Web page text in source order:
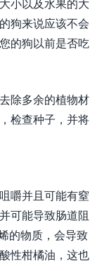
狗来说应该不会
的狗以前是否吃
除多余的植物材
检查种子，并将
嚼并且可能有窒
可能导致肠道阻
的物质，会导致
性柑橘油，这也